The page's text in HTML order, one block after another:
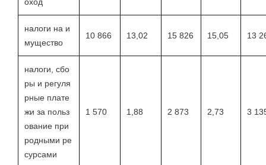
налоги на и
мущество
10 866 13,02 15 826 15,05 13
налоги, сбо
ры и регуля
рные плате
жи за польз
ование при
родными ре
сурсами
1 570 1,88 2 873 2,73 3